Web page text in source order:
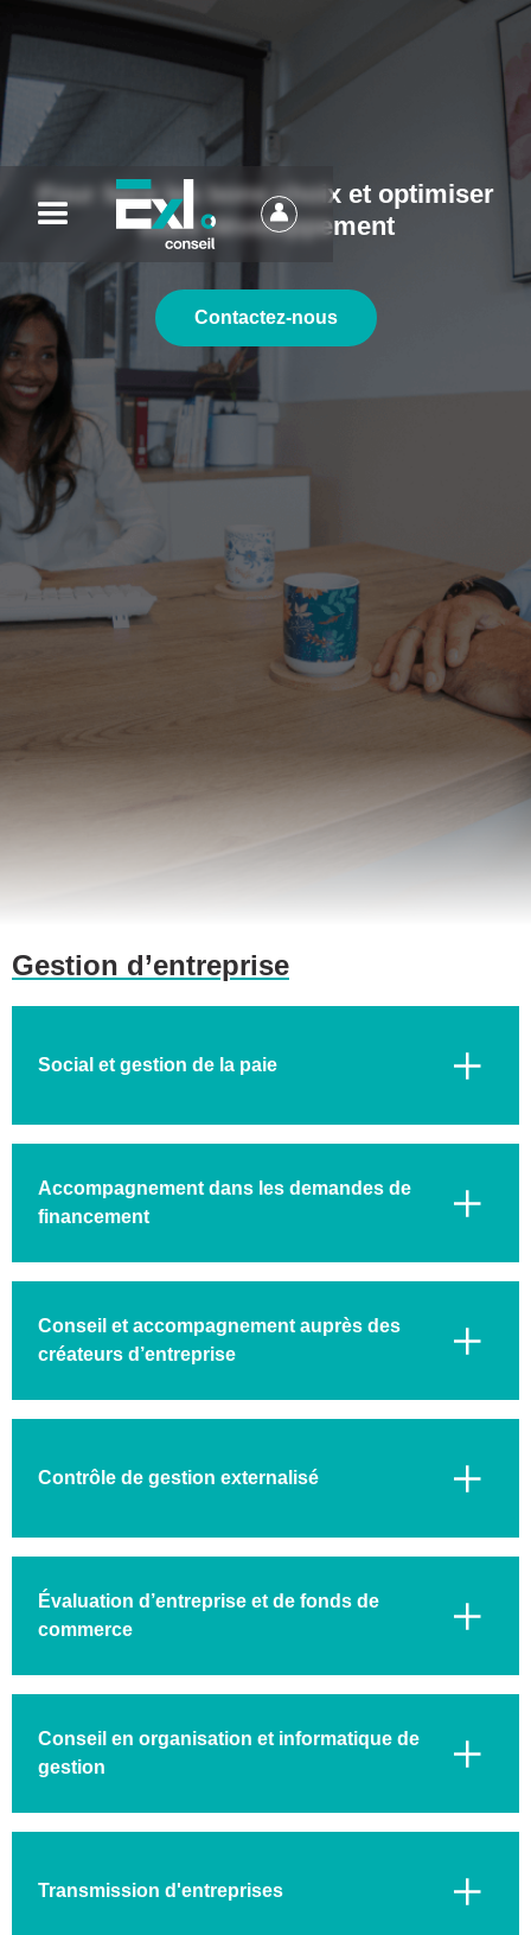
Pour faire les bons choix et optimiser
votre développement
Contactez-nous
Gestion d’entreprise
Social et gestion de la paie
Accompagnement dans les demandes de
financement
Conseil et accompagnement auprès des
créateurs d’entreprise
Contrôle de gestion externalisé
Évaluation d’entreprise et de fonds de
commerce
Conseil en organisation et informatique de
gestion
Transmission d'entreprises